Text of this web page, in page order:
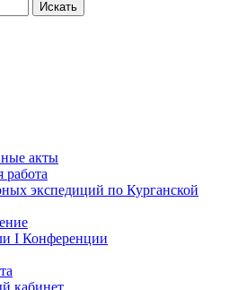
акты
работа
экспедиций по Курганской
I Конференции